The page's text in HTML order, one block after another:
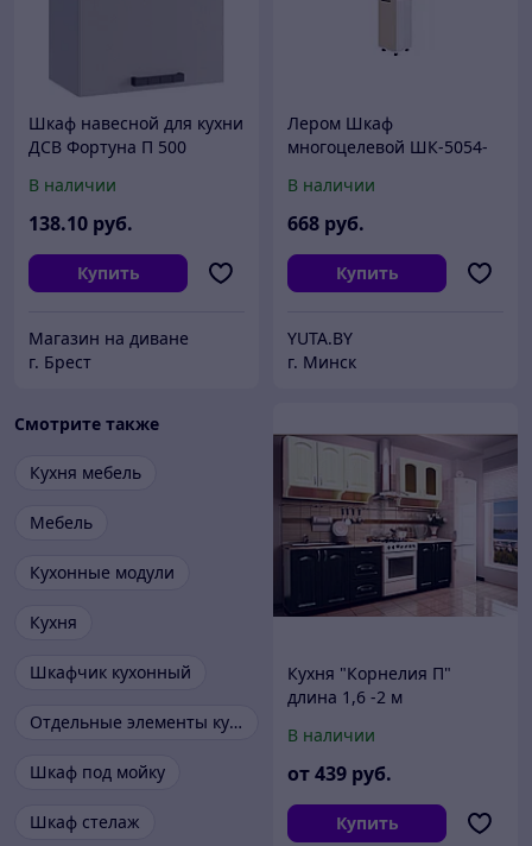
Шкаф навесной для кухни
ДСВ Фортуна П 500
В наличии
138.10 руб.
Купить
Магазин на диване
г. Брест
Лером Шкаф
многоцелевой ШК-5054-
Кашемир Матовый)
В наличии
668 руб.
Купить
YUTA.BY
г. Минск
Смотрите также
Кухня мебель
Мебель
Кухонные модули
Кухня
Шкафчик кухонный
Отдельные элементы кухонь
Шкаф под мойку
Шкаф стелаж
Кухня "Корнелия П"
длина 1,6 -2 м
В наличии
от439 руб.
Купить